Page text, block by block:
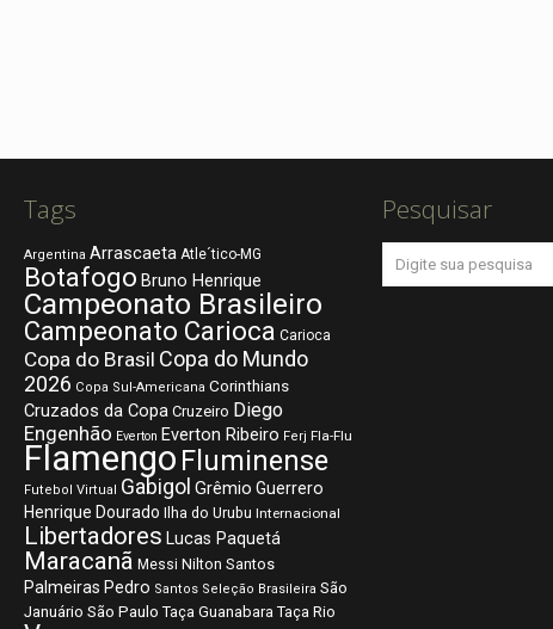
Tags
Argentina Arrascaeta Atle´tico-MG
Botafogo Bruno Henrique
Campeonato Brasileiro
Campeonato Carioca Carioca
Copa do Brasil Copa do Mundo
2026 Copa Sul-Americana Corinthians
Cruzados da Copa Cruzeiro Diego
Engenhão Everton Everton Ribeiro Ferj Fla-Flu
Flamengo Fluminense
Futebol Virtual Gabigol Grêmio Guerrero
Henrique Dourado Ilha do Urubu Internacional
Libertadores Lucas Paquetá
Maracanã Messi Nilton Santos
Palmeiras Pedro Santos Seleção Brasileira São
Januário São Paulo Taça Guanabara Taça Rio
Pesquisar